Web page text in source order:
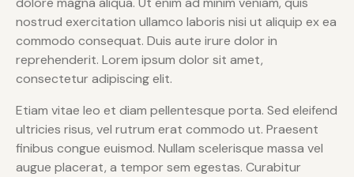
nostrud exercitation ullamco laboris nisi ut aliquip ex ea
commodo consequat. Duis aute irure dolor in
reprehenderit. Lorem ipsum dolor sit amet,
consectetur adipiscing elit.
Etiam vitae leo et diam pellentesque porta. Sed eleifend
ultricies risus, vel rutrum erat commodo ut. Praesent
finibus congue euismod. Nullam scelerisque massa vel
augue placerat, a tempor sem egestas. Curabitur